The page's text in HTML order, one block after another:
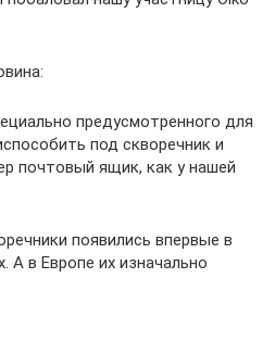
предусмотренного для
под скворечник и
почтовый ящик, как у нашей
появились впервые в
А в Европе их изначально